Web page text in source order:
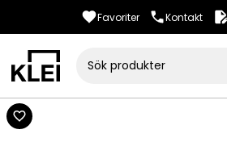
Favoriter Kontakt